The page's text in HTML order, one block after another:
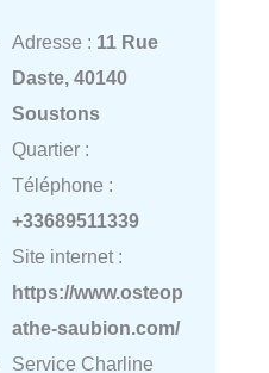
Adresse : 11 Rue
Daste, 40140
Soustons
Quartier :
Téléphone :
+33689511339
Site internet :
https://www.osteop
athe-saubion.com/
Service Charline